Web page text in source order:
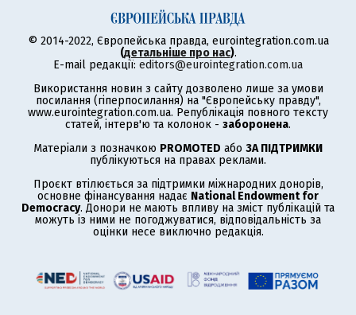
© 2014-2022, Європейська правда, eurointegration.com.ua
(детальніше про нас).
E-mail редакції: editors@eurointegration.com.ua
Використання новин з сайту дозволено лише за умови
посилання (гіперпосилання) на "Європейську правду",
www.eurointegration.com.ua. Републікація повного тексту
статей, інтерв'ю та колонок - заборонена.
Матеріали з позначкою PROMOTED або ЗА ПІДТРИМКИ
публікуються на правах реклами.
Проєкт втілюється за підтримки міжнародних донорів,
основне фінансування надає National Endowment for
Democracy. Донори не мають впливу на зміст публікацій та
можуть із ними не погоджуватися, відповідальність за
оцінки несе виключно редакція.